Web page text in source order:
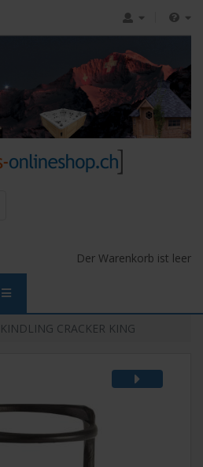
Der Warenkorb ist leer
KINDLING CRACKER KING